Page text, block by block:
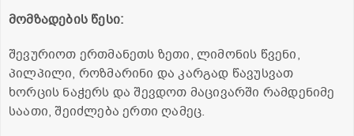
მომზადების წესი:
შევურიოთ ერთმანეთს ზეთი, ლიმონის წვენი,
პილპილი, როზმარინი და კარგად წავუსვათ
ხორცის ნაჭერს და შევდოთ მაცივარში რამდენიმე
საათი, შეიძლება ერთი ღამეც.